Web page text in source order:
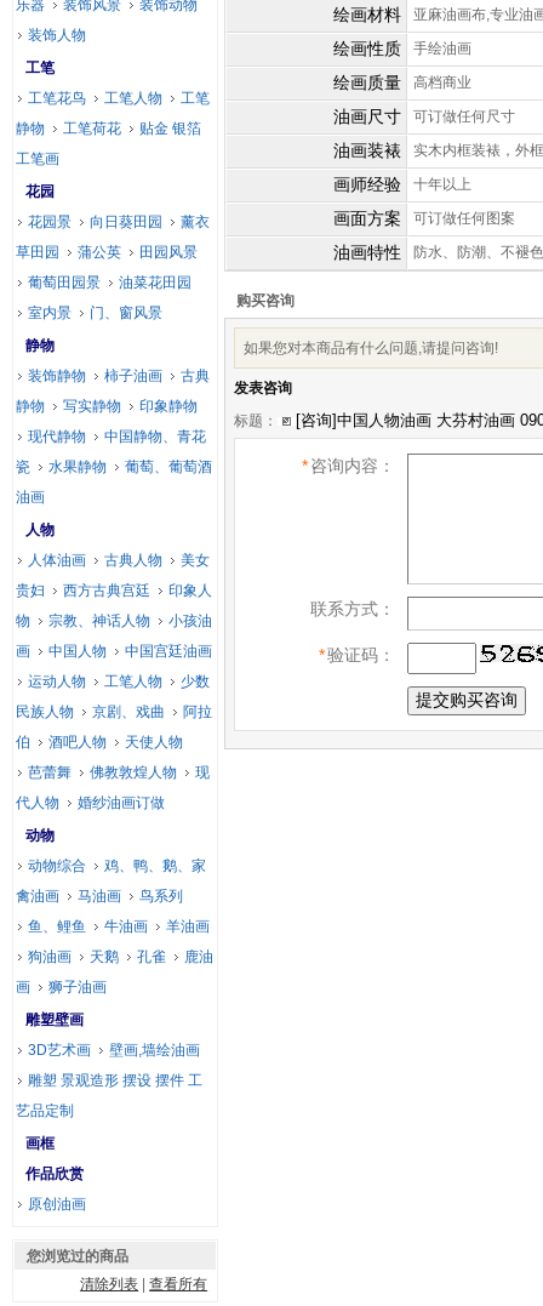
绘画材料 亚麻油画布,专业油
绘画性质 手绘油画
绘画质量 高档商业
油画尺寸 可订做任何尺寸
油画装裱 实木内框装裱，外
画师经验 十年以上
画面方案 可订做任何图案
油画特性 防水、防潮、不褪色
购买咨询
如果您对本商品有什么问题,请提问咨询!
发表咨询
标题：
*咨询内容：
联系方式：
*验证码：
乐器 装饰风景
装饰动物
装饰人物
工笔
工笔花鸟
工笔人物
工笔
静物
工笔荷花
贴金 银箔
工笔画
花园
花园景
向日葵田园
薰衣
草田园
蒲公英
田园风景
葡萄田园景
油菜花田园
室内景
门、窗风景
静物
装饰静物
柿子油画
古典
静物
写实静物
印象静物
现代静物
中国静物、青花
瓷
水果静物
葡萄、葡萄酒
油画
人物
人体油画
古典人物
美女
贵妇
西方古典宫廷
印象人
物
宗教、神话人物
小孩油
画
中国人物
中国宫廷油画
运动人物
工笔人物
少数
民族人物
京剧、戏曲
阿拉
伯
酒吧人物
天使人物
芭蕾舞
佛教敦煌人物
现
代人物
婚纱油画订做
动物
动物综合
鸡、鸭、鹅、家
禽油画
马油画
鸟系列
鱼、鲤鱼
牛油画
羊油画
狗油画
天鹅 孔雀
鹿油
画
狮子油画
雕塑壁画
3D艺术画
壁画,墙绘油画
雕塑 景观造形 摆设 摆件 工
艺品定制
画框
作品欣赏
原创油画
您浏览过的商品
清除列表 |查看所有